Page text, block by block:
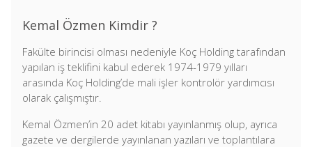
Kemal Özmen Kimdir ?
Fakülte birincisi olması nedeniyle Koç Holding tarafından
yapılan iş teklifini kabul ederek 1974-1979 yılları
arasında Koç Holding’de mali işler kontrolör yardımcısı
olarak çalışmıştır.
Kemal Özmen’in 20 adet kitabı yayınlanmış olup, ayrıca
gazete ve dergilerde yayınlanan yazıları ve toplantılara